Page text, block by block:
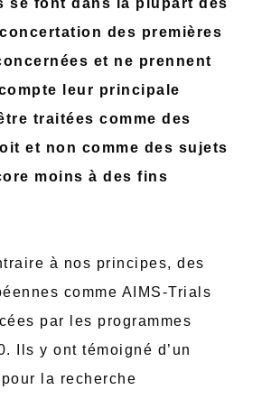
se font dans la plupart des
des premières
et ne prennent
leur principale
traitées comme des
et non comme des sujets
moins à des fins
à nos principes, des
comme AIMS-Trials
par les programmes
Ils y ont témoigné d’un
la recherche